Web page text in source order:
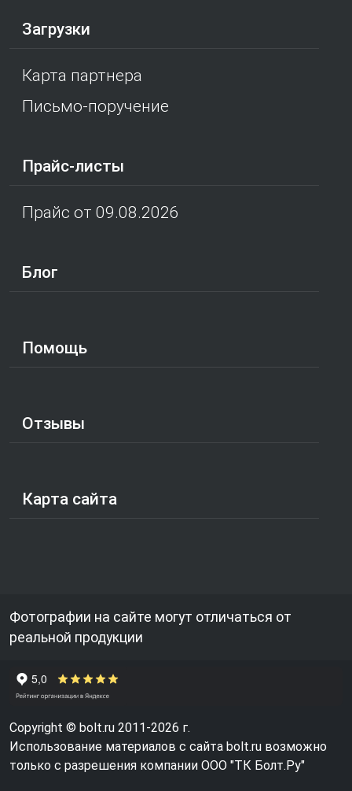
Загрузки
Карта партнера
Письмо-поручение
Прайс-листы
Прайс от 09.08.2026
Блог
Помощь
Отзывы
Карта сайта
Фотографии на сайте могут отличаться от
реальной продукции
Copyright © bolt.ru 2011-2026 г.
Использование материалов с сайта bolt.ru возможно
только с разрешения компании ООО "ТК Болт.Ру"